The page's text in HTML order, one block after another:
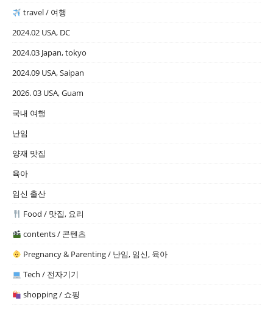
travel / 여행
2024.02 USA, DC
2024.03 Japan, tokyo
2024.09 USA, Saipan
2026. 03 USA, Guam
국내 여행
난임
양재 맛집
육아
임신 출산
Food / 맛집, 요리
contents / 콘텐츠
Pregnancy & Parenting / 난임, 임신, 육아
Tech / 전자기기
shopping / 쇼핑